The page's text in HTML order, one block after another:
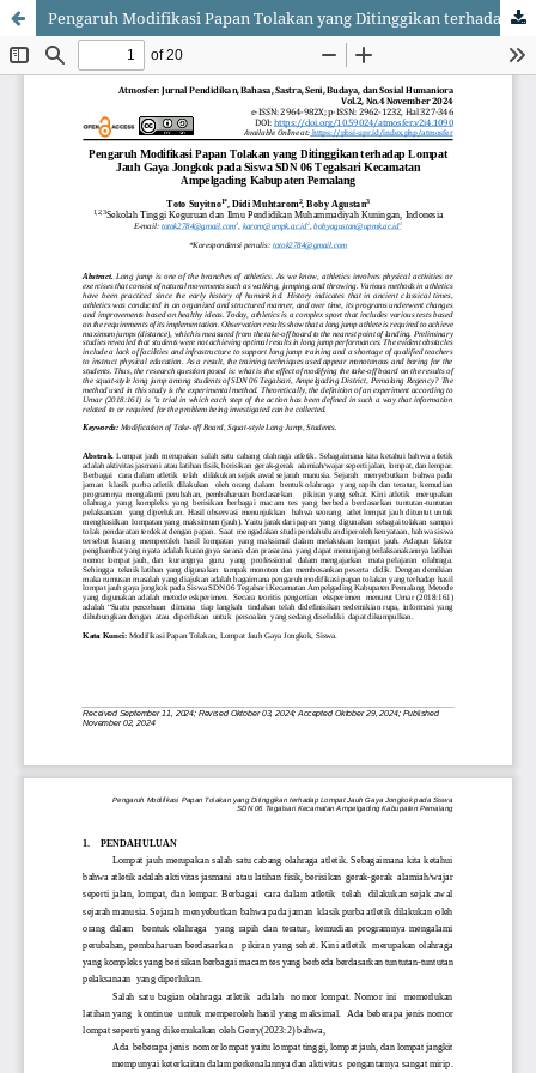
Pengaruh Modifikasi Papan Tolakan yang Ditinggikan terhadap Lompat Jauh Gaya Jongkok pada Siswa SDN 06 Tegalsari Kecamatan Ampelgading Kabupaten Pemalang